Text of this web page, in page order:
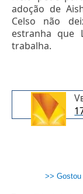
adoção de
Celso não
estranha que
trabalha.
>> Gostou